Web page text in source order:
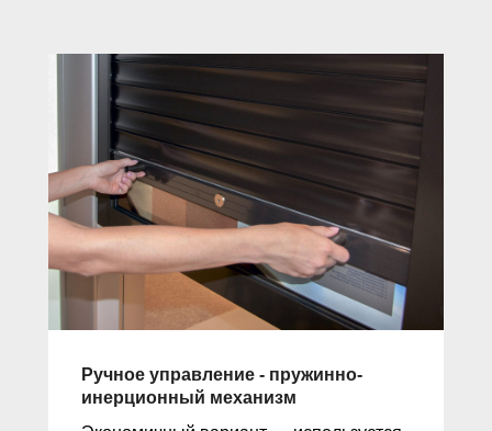
Ручное управление - пружинно-
инерционный механизм